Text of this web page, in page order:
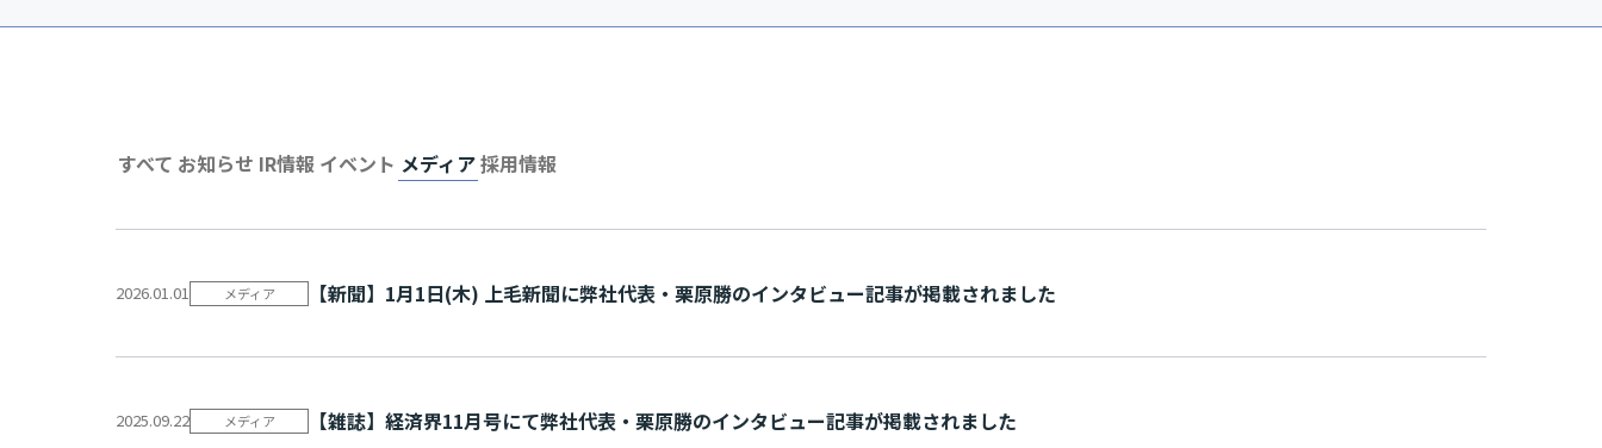
すべて お知らせ IR情報 イベント メディア採用情報
2026.01.01 メディア 【新聞】1月1日(木) 上毛新聞に弊社代表・栗原勝のインタビュー記事が掲載さ れ ま し た
2025.09.22 メディア 【雑誌】経済界11月号にて弊社代表・栗原勝のインタビュー記事が掲載さ れ ま し た